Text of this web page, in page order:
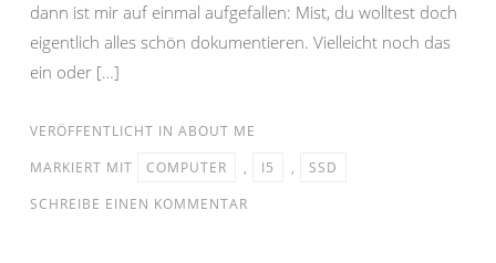
dann ist mir auf einmal aufgefallen: Mist, du wolltest doch
eigentlich alles schön dokumentieren. Vielleicht noch das
ein oder […]
VERÖFFENTLICHT IN ABOUT ME
MARKIERT MIT
COMPUTER , I5 ,
SSD
SCHREIBE EINEN KOMMENTAR